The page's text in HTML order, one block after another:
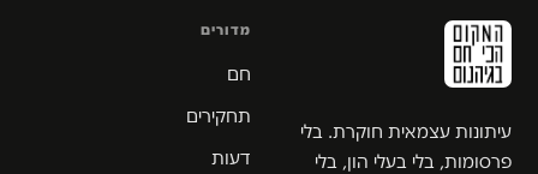
עיתונות עצמאית חוקרת. בלי
פרסומות, בלי בעלי הון, בלי
מדורים
חם
תחקירים
דעות